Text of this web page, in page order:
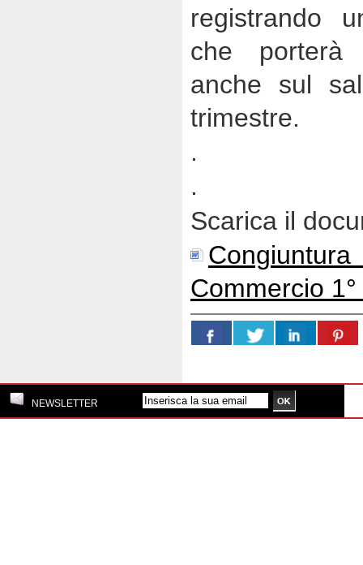
registrando
che porterà
anche sul
trimestre.
.
.
Scarica il
Commercio
NEWSLETTER